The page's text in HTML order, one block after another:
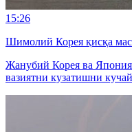
15:26
Шимолий Корея қисқа
Жанубий Корея ва
вазиятни кузатишни